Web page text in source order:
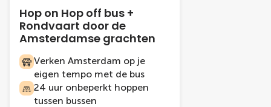
Hop on Hop off bus +
Rondvaart door de
Amsterdamse grachten
Verken Amsterdam op je
eigen tempo met de bus
24 uur onbeperkt hoppen
tussen bussen